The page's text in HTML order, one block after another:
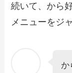
続いて、から
メニューをジ
か